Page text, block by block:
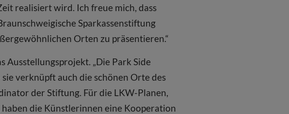
realisiert wird. Ich freue mich, dass
Sparkassenstiftung
Orten zu präsentieren.“
„Die Park Side
verknüpft auch die schönen Orte des
der Stiftung. Für die LKW-Planen,
die Künstlerinnen eine Kooperation